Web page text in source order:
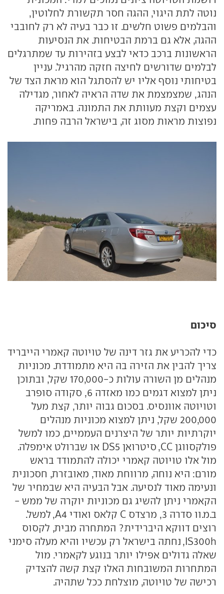
נוטה לתת היגוי, ההגה חסר תקשורת לחלוטין,
והבלמים פשוט חלשים. זו כבר בעיה לא רק לחובבי
ההגה, אלא גם ברמת הבטיחות. את הנסיעות
הראשונות ברכב כדאי לבצע בזהירות עד שמתרגלים
לבלמים שדורשים לחיצה חזקה מהרגיל. עניין
בטיחותי נוסף אליו יש להסתגל הוא מראת הצד של
הנהג, שמצמצמת את שדה הראיה לאחור, מגדילה
עצמים וקצת מעוותת את התמונה. באמריקה
נפוצות מראות מסוג זה, בישראל הרבה פחות.
סיכום
כדי להכריע את גזר דינה של טויוטה קאמרי הייבריד
צריך להבין את הזירה בה היא מתמודדת. מכוניות
מנהלים מן השורה עולות כ-170,000 שקל, ובתוכן
ניתן למצוא דגמים כמו מאזדה 6, סקודה סופרב
וטויוטה אוונסיס. בסכום גבוה יותר, קצת מעל
200,000 שקל, ניתן למצוא מכוניות מנהלים
יוקרתיות יותר של היצרנים העממיים, כמו למשל
פולקסווגן CC, סיטרואן DS5 או שברולט אימפלה.
מול אלו טויוטה קאמרי יכולה להתמודד בראש
מורם: היא נוחה, מרווחת מאוד, מאובזרת, חסכונית
ונעימה מאוד לנסיעה. אבל הבעיה היא שבמחיר של
הקאמרי ניתן להשיג גם מכוניות יוקרה של ממש -
ב.מ.וו סדרה 3, מרצדס C קלאס ואודי A4, למשל.
רוצים דווקא היברידית? המתחרה מבית, לקסוס
IS300h, נחתה בישראל רק עכשיו והיא מעלה סימני
שאלה גדולים אפילו יותר בנוגע לקאמרי. מול
המתחרות המשובחות האלו קצת קשה להצדיק
רכישה של טויוטה, מוצלחת ככל שתהיה.